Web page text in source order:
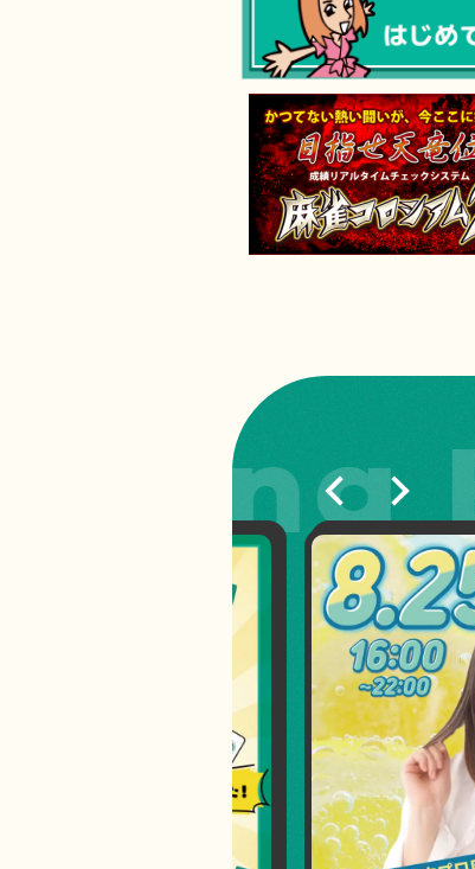
※電子タバコOK・別途、紙タバコ用喫煙ブース
03-6715-8408 LINE 予約